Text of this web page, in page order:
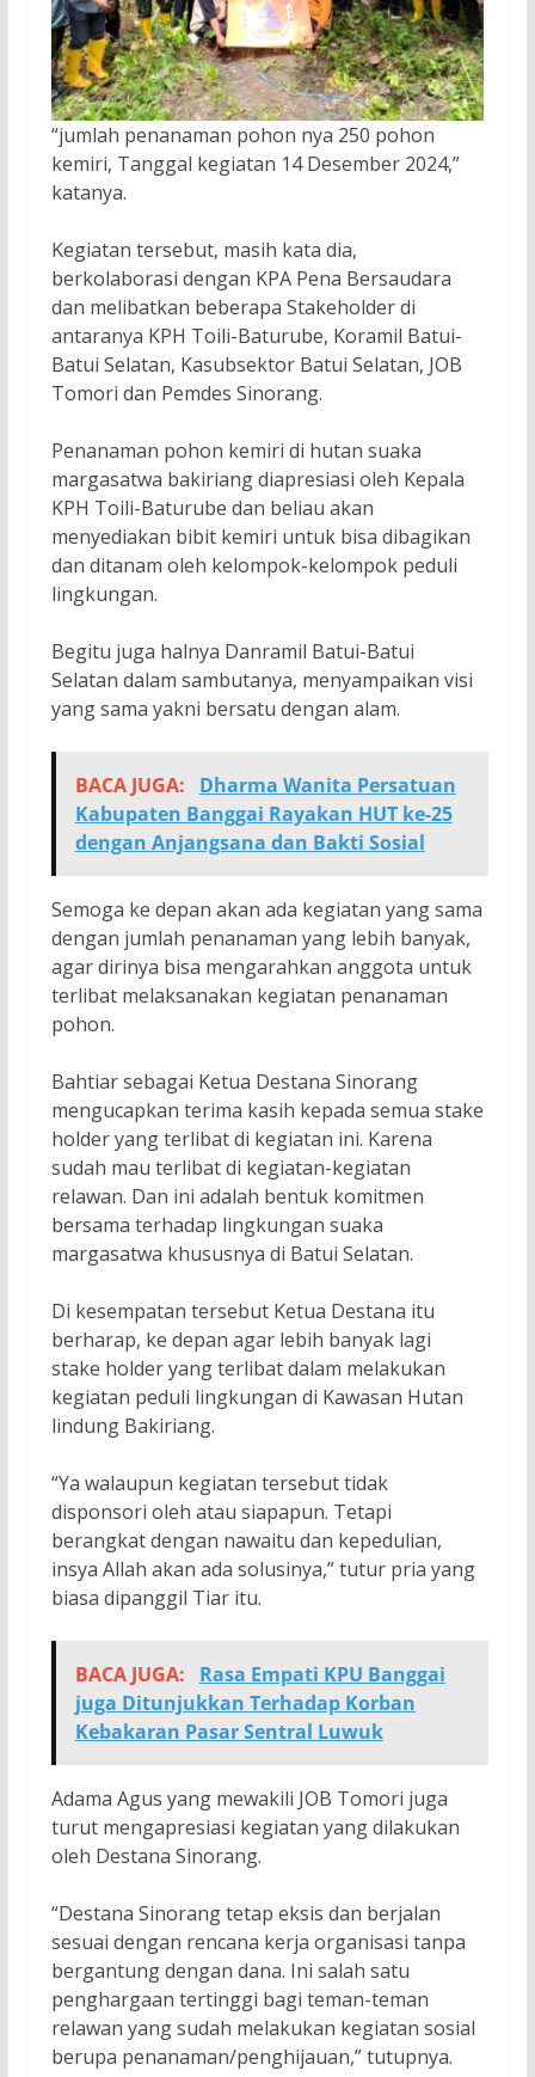
“jumlah penanaman pohon nya 250 pohon
kemiri, Tanggal kegiatan 14 Desember 2024,”
katanya.
Kegiatan tersebut, masih kata dia,
berkolaborasi dengan KPA Pena Bersaudara
dan melibatkan beberapa Stakeholder di
antaranya KPH Toili-Baturube, Koramil Batui-
Batui Selatan, Kasubsektor Batui Selatan, JOB
Tomori dan Pemdes Sinorang.
Penanaman pohon kemiri di hutan suaka
margasatwa bakiriang diapresiasi oleh Kepala
KPH Toili-Baturube dan beliau akan
menyediakan bibit kemiri untuk bisa dibagikan
dan ditanam oleh kelompok-kelompok peduli
lingkungan.
Begitu juga halnya Danramil Batui-Batui
Selatan dalam sambutanya, menyampaikan visi
yang sama yakni bersatu dengan alam.
BACA JUGA:
Dharma Wanita Persatuan
Kabupaten Banggai Rayakan HUT ke-25
dengan Anjangsana dan Bakti Sosial
Semoga ke depan akan ada kegiatan yang sama
dengan jumlah penanaman yang lebih banyak,
agar dirinya bisa mengarahkan anggota untuk
terlibat melaksanakan kegiatan penanaman
pohon.
Bahtiar sebagai Ketua Destana Sinorang
mengucapkan terima kasih kepada semua stake
holder yang terlibat di kegiatan ini. Karena
sudah mau terlibat di kegiatan-kegiatan
relawan. Dan ini adalah bentuk komitmen
bersama terhadap lingkungan suaka
margasatwa khususnya di Batui Selatan.
Di kesempatan tersebut Ketua Destana itu
berharap, ke depan agar lebih banyak lagi
stake holder yang terlibat dalam melakukan
kegiatan peduli lingkungan di Kawasan Hutan
lindung Bakiriang.
“Ya walaupun kegiatan tersebut tidak
disponsori oleh atau siapapun. Tetapi
berangkat dengan nawaitu dan kepedulian,
insya Allah akan ada solusinya,” tutur pria yang
biasa dipanggil Tiar itu.
BACA JUGA:
Rasa Empati KPU Banggai
juga Ditunjukkan Terhadap Korban
Kebakaran Pasar Sentral Luwuk
Adama Agus yang mewakili JOB Tomori juga
turut mengapresiasi kegiatan yang dilakukan
oleh Destana Sinorang.
“Destana Sinorang tetap eksis dan berjalan
sesuai dengan rencana kerja organisasi tanpa
bergantung dengan dana. Ini salah satu
penghargaan tertinggi bagi teman-teman
relawan yang sudah melakukan kegiatan sosial
berupa penanaman/penghijauan,” tutupnya.